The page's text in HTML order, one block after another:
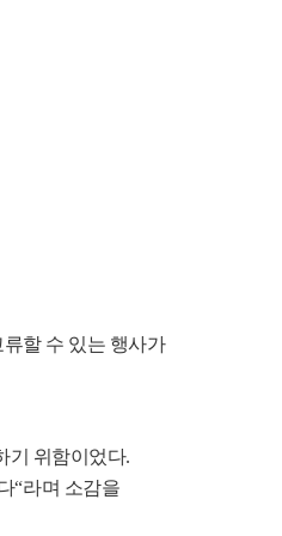
할 수 있는 행사가
기 위함이었다.
“라며 소감을